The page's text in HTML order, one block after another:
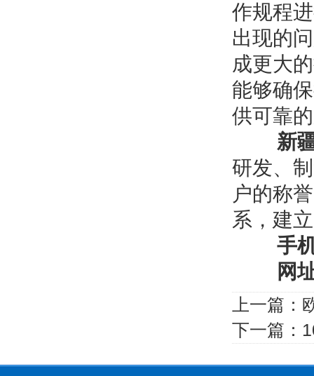
作规程
出现的
成更大
能够确
供可靠
新
研发、
户的称
系，建
手机
网址
上一篇：
下一篇：